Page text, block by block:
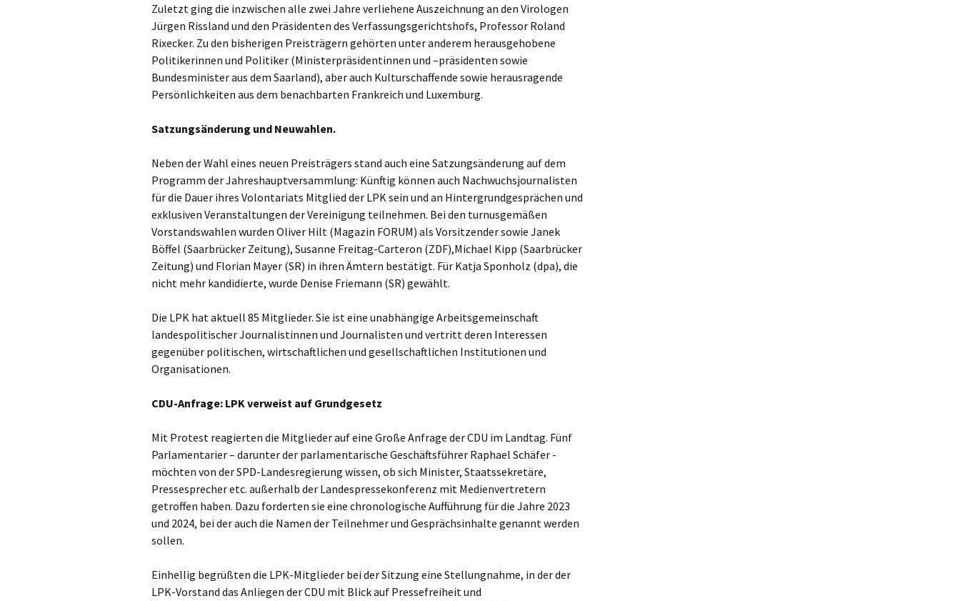
Zuletzt ging die inzwischen alle zwei Jahre verliehene Auszeichnung an den Virologen
Jürgen Rissland und den Präsidenten des Verfassungsgerichtshofs, Professor Roland
Rixecker. Zu den bisherigen Preisträgern gehörten unter anderem herausgehobene
Politikerinnen und Politiker (Ministerpräsidentinnen und –präsidenten sowie
Bundesminister aus dem Saarland), aber auch Kulturschaffende sowie herausragende
Persönlichkeiten aus dem benachbarten Frankreich und Luxemburg.
Satzungsänderung und Neuwahlen.
Neben der Wahl eines neuen Preisträgers stand auch eine Satzungsänderung auf dem
Programm der Jahreshauptversammlung: Künftig können auch Nachwuchsjournalisten
für die Dauer ihres Volontariats Mitglied der LPK sein und an Hintergrundgesprächen und
exklusiven Veranstaltungen der Vereinigung teilnehmen. Bei den turnusgemäßen
Vorstandswahlen wurden Oliver Hilt (Magazin FORUM) als Vorsitzender sowie Janek
Böffel (Saarbrücker Zeitung), Susanne Freitag-Carteron (ZDF),Michael Kipp (Saarbrücker
Zeitung) und Florian Mayer (SR) in ihren Ämtern bestätigt. Für Katja Sponholz (dpa), die
nicht mehr kandidierte, wurde Denise Friemann (SR) gewählt.
Die LPK hat aktuell 85 Mitglieder. Sie ist eine unabhängige Arbeitsgemeinschaft
landespolitischer Journalistinnen und Journalisten und vertritt deren Interessen
gegenüber politischen, wirtschaftlichen und gesellschaftlichen Institutionen und
Organisationen.
CDU-Anfrage: LPK verweist auf Grundgesetz
Mit Protest reagierten die Mitglieder auf eine Große Anfrage der CDU im Landtag. Fünf
Parlamentarier – darunter der parlamentarische Geschäftsführer Raphael Schäfer -
möchten von der SPD-Landesregierung wissen, ob sich Minister, Staatssekretäre,
Pressesprecher etc. außerhalb der Landespressekonferenz mit Medienvertretern
getroffen haben. Dazu forderten sie eine chronologische Aufführung für die Jahre 2023
und 2024, bei der auch die Namen der Teilnehmer und Gesprächsinhalte genannt werden
sollen.
Einhellig begrüßten die LPK-Mitglieder bei der Sitzung eine Stellungnahme, in der der
LPK-Vorstand das Anliegen der CDU mit Blick auf Pressefreiheit und